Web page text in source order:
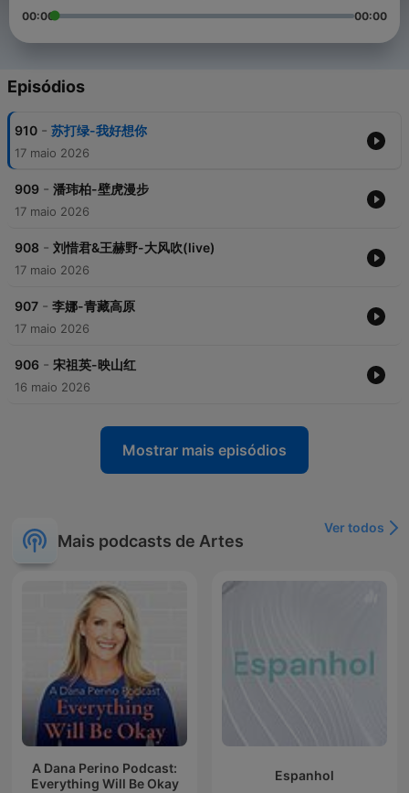
00:00 00:00
Episódios
910 - 苏打绿-我好想你
17 maio 2026
909 - 潘玮柏-壁虎漫步
17 maio 2026
908 - 刘惜君&王赫野-大风吹(live)
17 maio 2026
907 - 李娜-青藏高原
17 maio 2026
906 - 宋祖英-映山红
16 maio 2026
Mostrar mais episódios
Mais podcasts de Artes
Ver todos
A Dana Perino Podcast:
Everything Will Be Okay
Espanhol